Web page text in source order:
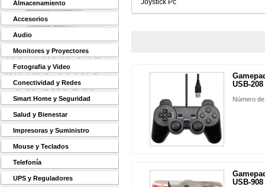
Almacenamiento
Accesorios
Audio
Monitores y Proyectores
Fotografia y Video
Conectividad y Redes
Smart Home y Seguridad
Salud y Bienestar
Impresoras y Suministro
Mouse y Teclados
Telefonía
UPS y Reguladores
Joystick Pc
USB-208
Número
USB-908